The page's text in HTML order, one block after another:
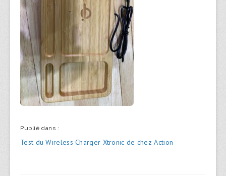
Publié dans :
Navigation
Test du Wireless Charger Xtronic de chez Action